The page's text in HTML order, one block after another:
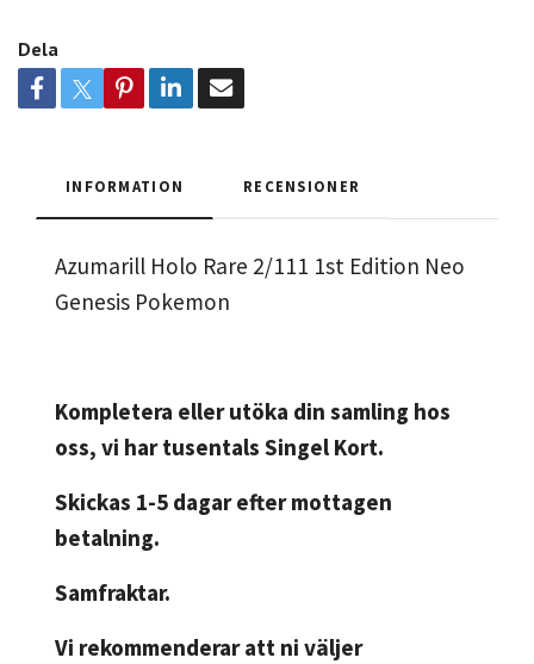
Dela
INFORMATION RECENSIONER
Azumarill Holo Rare 2/111 1st Edition Neo
Genesis Pokemon
Kompletera eller utöka din samling hos
oss, vi har tusentals Singel Kort.
Skickas 1-5 dagar efter mottagen
betalning.
Samfraktar.
Vi rekommenderar att ni väljer